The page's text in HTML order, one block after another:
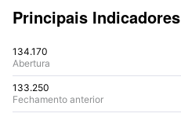
Principais Indicadores
134.170
Abertura
133.250
Fechamento anterior